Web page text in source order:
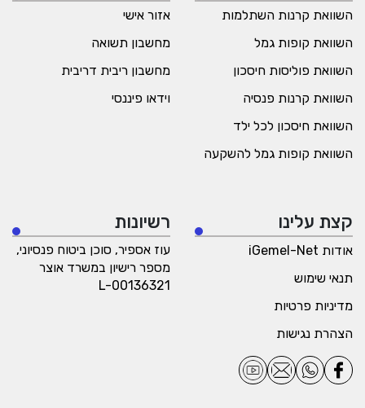
השוואת קרנות השתלמות
השוואת קופות גמל
השוואת פוליסות חיסכון
השוואת קרנות פנסיה
השוואת חיסכון לכל ילד
השוואת קופות גמל להשקעה
אזור אישי
מחשבון תשואה
מחשבון ריבית דריבית
וידאו פיננסי
קצת עלינו
אודות iGemel-Net
תנאי שימוש
מדיניות פרטיות
הצהרת נגישות
רשיונות
עוז אספיר, סוכן ביטוח פנסיוני,
מספר רישיון במשרד אוצר
L-00136321